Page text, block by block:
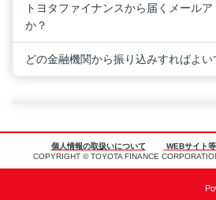
トヨタファイナンスから届くメール
か？
どの金融機関から振り込みすればよい
個人情報の取扱いについて
WEBサイト
COPYRIGHT © TOYOTA FINANCE